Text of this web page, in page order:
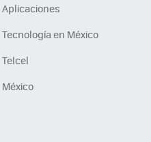
Aplicaciones
Tecnología en México
Telcel
México